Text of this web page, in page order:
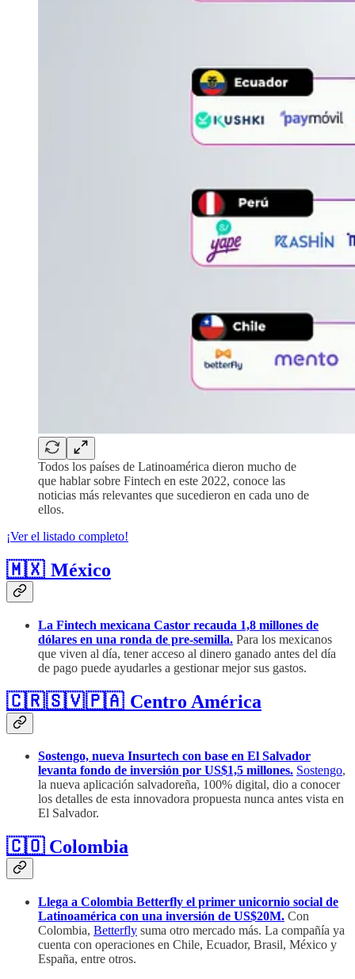
Todos los países de Latinoamérica dieron mucho de
que hablar sobre Fintech en este 2022, conoce las
noticias más relevantes que sucedieron en cada uno de
ellos.
¡Ver el listado completo!
🇲🇽 México
La Fintech mexicana Castor recauda 1,8 millones de
dólares en una ronda de pre-semilla. Para los mexicanos
que viven al día, tener acceso al dinero ganado antes del día
de pago puede ayudarles a gestionar mejor sus gastos.
🇨🇷 🇸🇻 🇵🇦 Centro América
Sostengo, nueva Insurtech con base en El Salvador
levanta fondo de inversión por US$1,5 millones. Sostengo,
la nueva aplicación salvadoreña, 100% digital, dio a conocer
los detalles de esta innovadora propuesta nunca antes vista en
El Salvador.
🇨🇴 Colombia
Llega a Colombia Betterfly el primer unicornio social de
Latinoamérica con una inversión de US$20M. Con
Colombia, Betterfly suma otro mercado más. La compañía ya
cuenta con operaciones en Chile, Ecuador, Brasil, México y
España, entre otros.